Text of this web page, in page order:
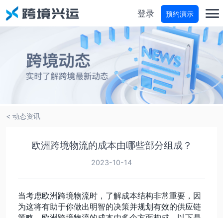
分仓宝
物流商城
轨迹查询
登录 预约演示
< 动态资讯
欧洲跨境物流的成本由哪些部分组成？
2023-10-14
当考虑欧洲跨境物流时，了解成本结构非常重要，因
为这将有助于你做出明智的决策并规划有效的供应链